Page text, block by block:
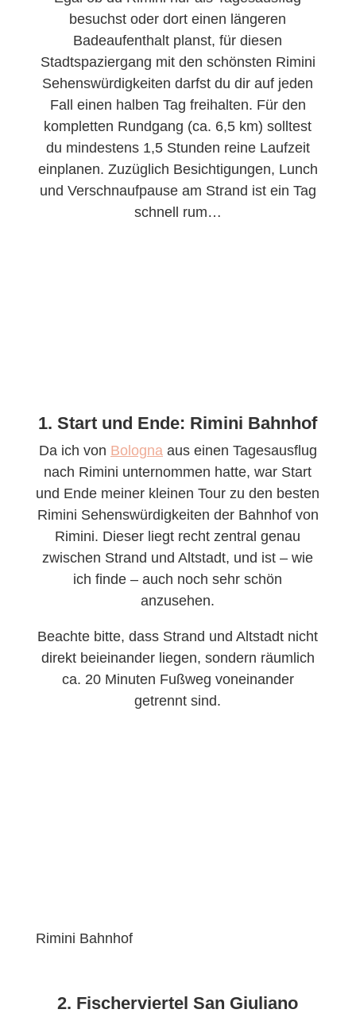
besuchst oder dort einen längeren
Badeaufenthalt planst, für diesen
Stadtspaziergang mit den schönsten Rimini
Sehenswürdigkeiten darfst du dir auf jeden
Fall einen halben Tag freihalten. Für den
kompletten Rundgang (ca. 6,5 km) solltest
du mindestens 1,5 Stunden reine Laufzeit
einplanen. Zuzüglich Besichtigungen, Lunch
und Verschnaufpause am Strand ist ein Tag
schnell rum…
1. Start und Ende: Rimini Bahnhof
Da ich von Bologna aus einen Tagesausflug
nach Rimini unternommen hatte, war Start
und Ende meiner kleinen Tour zu den besten
Rimini Sehenswürdigkeiten der Bahnhof von
Rimini. Dieser liegt recht zentral genau
zwischen Strand und Altstadt, und ist – wie
ich finde – auch noch sehr schön
anzusehen.
Beachte bitte, dass Strand und Altstadt nicht
direkt beieinander liegen, sondern räumlich
ca. 20 Minuten Fußweg voneinander
getrennt sind.
Rimini Bahnhof
2. Fischerviertel San Giuliano